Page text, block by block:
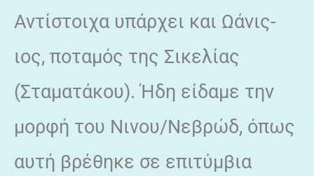
Αντίστοιχα υπάρχει και Ωάνις-
ιος, ποταμός της Σικελίας
(Σταματάκου). Ήδη είδαμε την
μορφή του Νινου/Νεβρώδ, όπως
αυτή βρέθηκε σε επιτύμβια